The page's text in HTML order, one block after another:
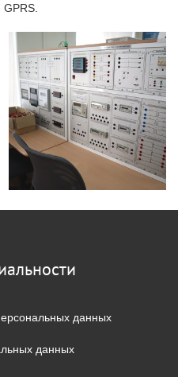
данных
данных